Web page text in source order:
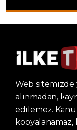
Web
alınmadan,
edilemez.
kopyalanamaz,